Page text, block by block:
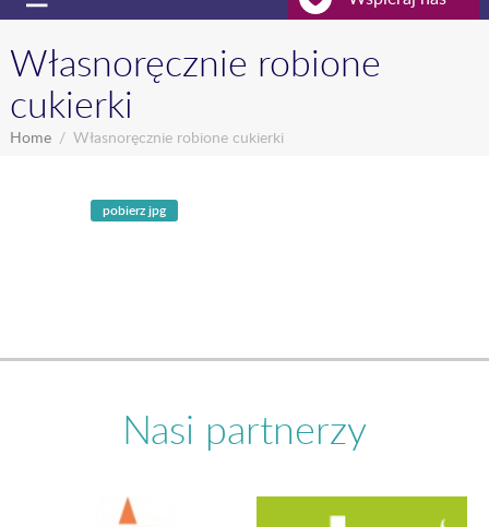
Własnoręcznie robione
cukierki
Home Własnoręcznie robione cukierki
Nasi partnerzy